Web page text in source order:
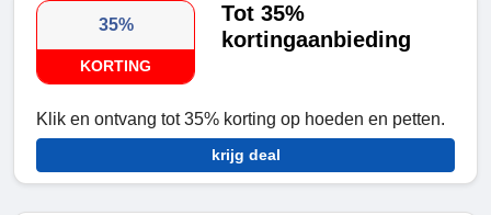
35%
KORTING
Tot 35%
kortingaanbieding
Klik en ontvang tot 35% korting op hoeden en petten.
krijg deal